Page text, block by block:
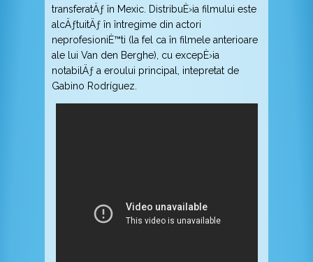
transferatÄƒ în Mexic. DistribuÈ›ia filmului este
alcÄƒtuitÄƒ în întregime din actori
neprofesioniÈ™ti (la fel ca în filmele anterioare
ale lui Van den Berghe), cu excepÈ›ia
notabilÄƒ a eroului principal, intepretat de
Gabino Rodríguez.